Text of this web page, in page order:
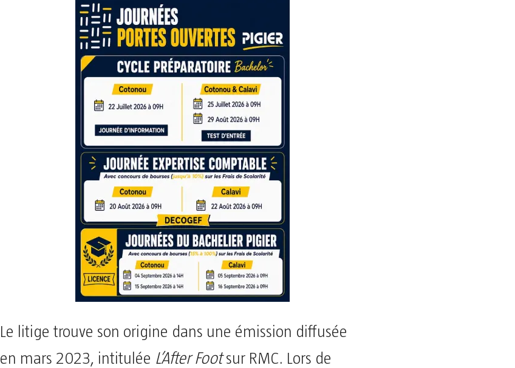
Le litige trouve son origine dans une émission diffusée
en mars 2023, intitulée L’After Footsur RMC. Lors de